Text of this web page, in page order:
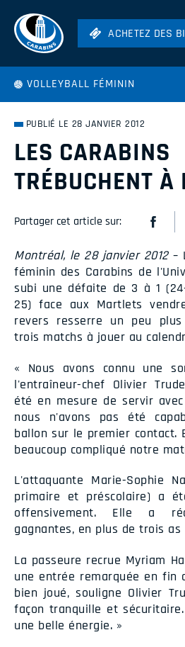
ACHETEZ DES
Hockey
ACHETEZ DES
VOLLEYBALL FÉMININ
PUBLIÉ LE 28 JANVIER 2012
LES CARABINS
TRÉBUCHENT À
Partager cet article sur:
Montréal, le 28 janvier 2012–
féminin des Carabins de
subi une défaite de 3 à 1
25) face aux Martlets
revers resserre un peu
trois matchs à jouer au
« Nous avons connu une
l'entraîneur-chef Olivier
été en mesure de servir
nous n'avons pas été
ballon sur le premier contact.
beaucoup compliqué notre
L'attaquante Marie-Sophie
primaire et préscolaire) a
offensivement. Elle a
gagnantes, en plus de trois
La passeure recrue Myriam
une entrée remarquée en fin
bien joué, souligne Olivier
façon tranquille et
une belle énergie. »